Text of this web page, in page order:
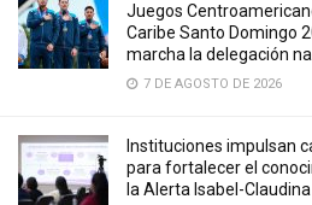
Juegos
Caribe Santo Domingo
marcha la delegación
7 DE AGOSTO DE 2026
Instituciones impulsan
para fortalecer el
la Alerta Isabel-Claudina